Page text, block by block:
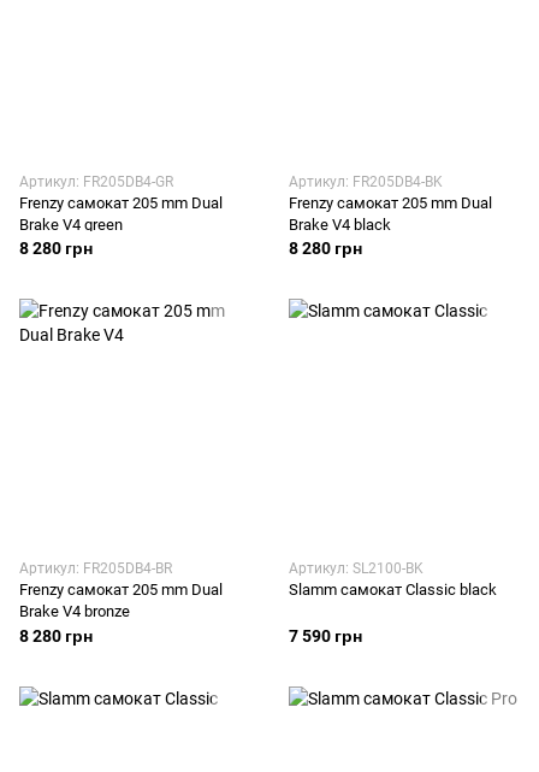
Артикул: FR205DB4-GR
Frenzy самокат 205 mm Dual
Brake V4 green
8 280 грн
Артикул: FR205DB4-BK
Frenzy самокат 205 mm Dual
Brake V4 black
8 280 грн
Артикул: FR205DB4-BR
Frenzy самокат 205 mm Dual
Brake V4 bronze
8 280 грн
Артикул: SL2100-BK
Slamm самокат Classic black
7 590 грн